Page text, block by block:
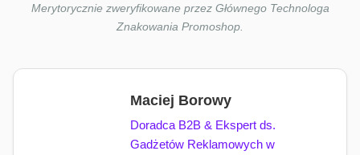
Merytorycznie zweryfikowane przez Głównego Technologa
Znakowania Promoshop.
Maciej Borowy
Doradca B2B & Ekspert ds.
Gadżetów Reklamowych w